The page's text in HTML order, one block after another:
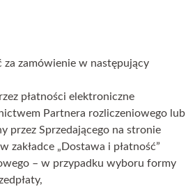
za zamówienie w następujący
płatności elektroniczne
Partnera rozliczeniowego lub
przez Sprzedającego na stronie
zakładce „Dostawa i płatność”
– w przypadku wyboru formy